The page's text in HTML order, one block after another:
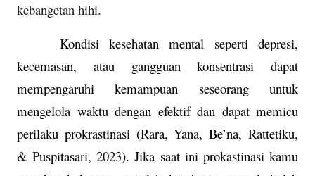
kebangetan hihi.
Kondisi kesehatan mental seperti depresi,
kecemasan, atau gangguan konsentrasi dapat
mempengaruhi kemampuan seseorang untuk
mengelola waktu dengan efektif dan dapat memicu
perilaku prokrastinasi (Rara, Yana, Be’na, Rattetiku,
& Puspitasari, 2023). Jika saat ini prokastinasi kamu